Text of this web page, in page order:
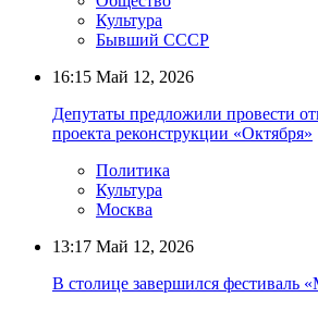
Культура
Бывший СССР
16:15 Май 12, 2026
Депутаты предложили провести
проекта реконструкции «Октября»
Политика
Культура
Москва
13:17 Май 12, 2026
В столице завершился фестиваль